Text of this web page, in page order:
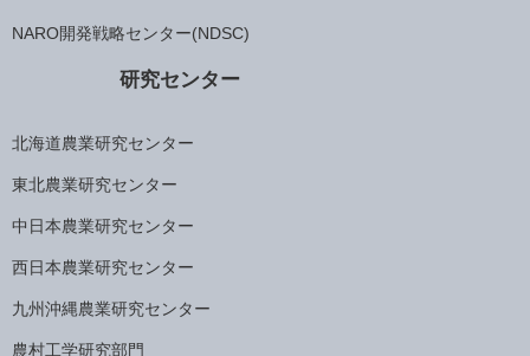
NARO開発戦略センター(NDSC)
研究センター
北海道農業研究センター
東北農業研究センター
中日本農業研究センター
西日本農業研究センター
九州沖縄農業研究センター
農村工学研究部門